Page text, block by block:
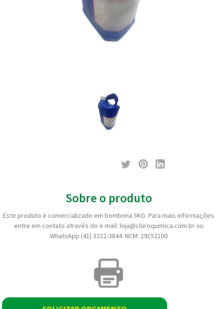
Sobre o produto
Este produto é comercializado em bombona 5KG. Para mais informações
entre em contato através do e-mail: loja@cloroquimica.com.br ou
WhatsApp (41) 3322-3844. NCM: 29152100